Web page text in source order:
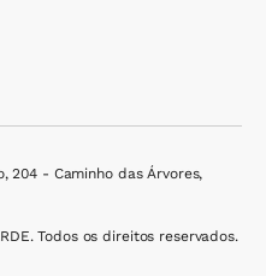
204 - Caminho das Árvores,
Todos os direitos reservados.